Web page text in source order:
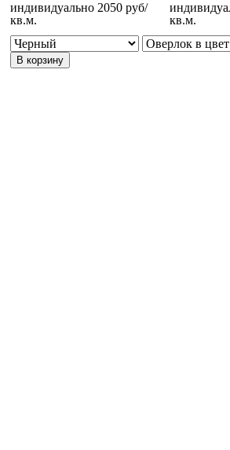
индивидуально 2050 руб/
кв.м.
кв.м.
В корзину